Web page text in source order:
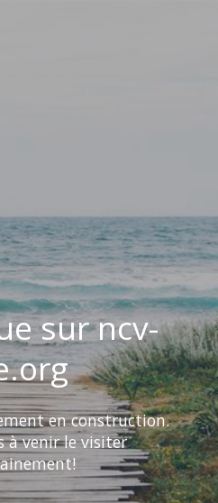
sur ncv-
en construction.
à venir le visiter